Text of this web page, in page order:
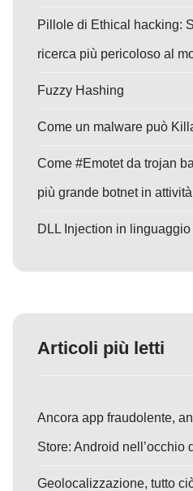
Pillole di Ethical hacking:
ricerca più pericoloso al
Fuzzy Hashing
Come un malware può
Come #Emotet da trojan
più grande botnet in attività
DLL Injection in linguaggio
Articoli più letti
Ancora app fraudolente,
Store: Android nell’occhio
Geolocalizzazione, tutto